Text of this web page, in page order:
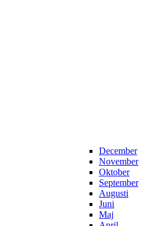
December
November
Oktober
September
Augusti
Juni
Maj